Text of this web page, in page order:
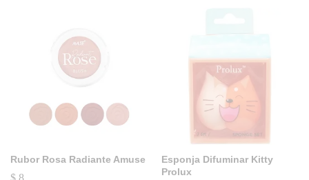
Rubor Rosa Radiante Amuse
Esponja Difuminar Kitty
Prolux